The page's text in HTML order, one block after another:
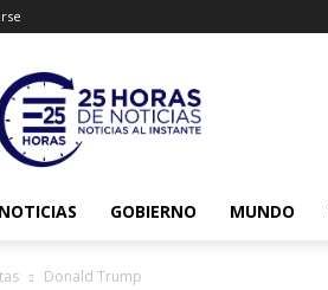
NOTICIAS GOBIERNO MUNDO
Donald Trump